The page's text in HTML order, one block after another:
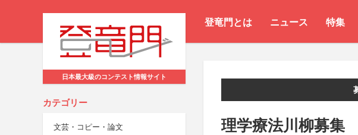
登竜門とは ニュース 特集
日本最大級のコンテスト情報サイト
カテゴリー
文芸・コピー・論文
理学療法川柳募集